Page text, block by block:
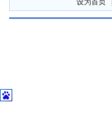
设为首页